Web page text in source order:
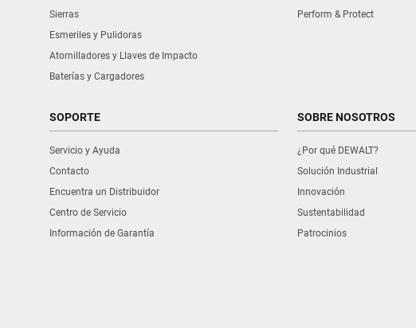
Av Gualberto Perez E1-126 y Av.
(593)-022-613-224
Sierras
Esmeriles y Pulidoras
Atornilladores y Llaves de Impacto
Baterías y Cargadores
Perform & Protect
SOPORTE
Servicio y Ayuda
Contacto
Encuentra un Distribuidor
Centro de Servicio
Información de Garantía
SOBRE NOSOTROS
¿Por qué DEWALT?
Solución Industrial
Innovación
Sustentabilidad
Patrocinios